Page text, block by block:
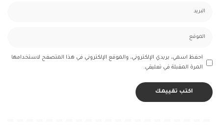
احفظ اسمي، بريدي الإلكتروني، والموقع الإلكتروني في هذا المتصفح لاستخدامها
المرة المقبلة في تعليقي.